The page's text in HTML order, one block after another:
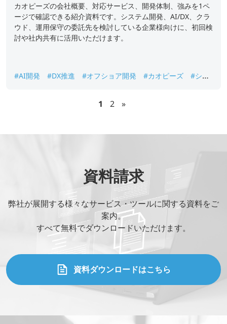
カオピーズの会社概要、対応サービス、開発体制、強みを1ペ
ージで確認できる紹介資料です。システム開発、AI/DX、クラ
ウド、運用保守の委託先を検討している企業様向けに、初回検
討や社内共有に活用いただけます。
#AI開発 #DX推進 #オフショア開発 #カオピーズ
#シス
1 2 »
資料請求
弊社が展開する様々なサービス・ツールに関する資料をご
案内。
すべて無料でダウンロードいただけます。
資料ダウンロードはこちら